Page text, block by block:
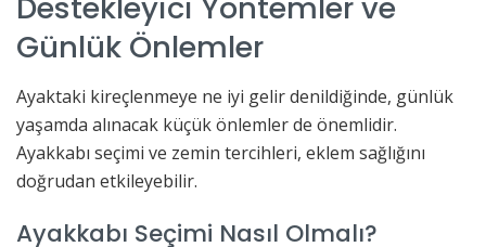
Günlük Önlemler
Ayaktaki kireçlenmeye ne iyi gelir denildiğinde, günlük
yaşamda alınacak küçük önlemler de önemlidir.
Ayakkabı seçimi ve zemin tercihleri, eklem sağlığını
doğrudan etkileyebilir.
Ayakkabı Seçimi Nasıl Olmalı?